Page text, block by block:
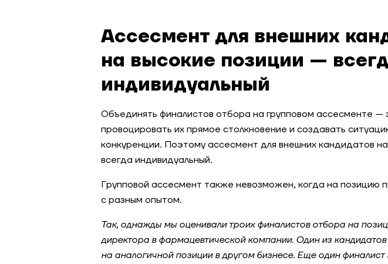
Ассесмент для внешних
на высокие позиции —
индивидуальный
Объединять финалистов отбора на групповом ассесменте —
провоцировать их прямое столкновение и создавать
конкуренции. Поэтому ассесмент для внешних кандидатов
всегда индивидуальный.
Групповой ассесмент также невозможен, когда на позицию
с разным опытом.
Так, однажды мы оценивали троих финалистов отбора на
директора в фармацевтической компании. Один из
на аналогичной позиции в другом бизнесе. Еще один